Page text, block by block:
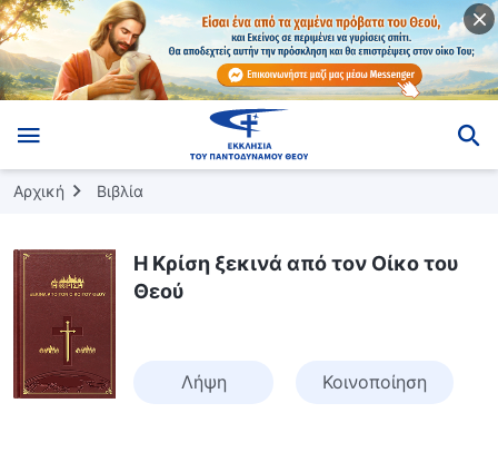
Αρχική Βιβλία
Η Κρίση ξεκινά από τον Οίκο του
Θεού
Λήψη Κοινοποίηση